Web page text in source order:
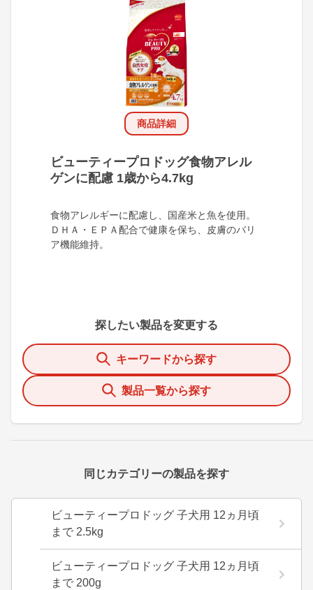
商品詳細
ビューティープロドッグ食物アレル
ゲンに配慮 1歳から4.7kg
食物アレルギーに配慮し、国産米と魚を使用。
ＤＨＡ・ＥＰＡ配合で健康を保ち、皮膚のバリ
ア機能維持。
探したい製品を変更する
キーワードから探す
製品一覧から探す
同じカテゴリーの製品を探す
ビューティープロドッグ 子犬用 12ヵ月頃
まで 2.5kg
ビューティープロドッグ 子犬用 12ヵ月頃
まで 200g